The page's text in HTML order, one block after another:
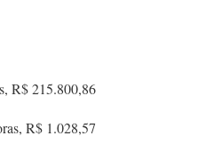
R$ 215.800,86
R$ 1.028,57